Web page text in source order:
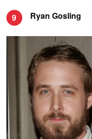
9 Ryan Gosling